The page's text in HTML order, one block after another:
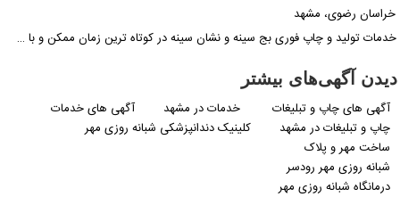
خراسان رضوی، مشهد
خدمات تولید و چاپ فوری بج سینه و نشان سینه در کوتاه ترین زمان ممکن و با …
دیدن آگهی‌های بیشتر
آگهی های چاپ و تبلیغات
خدمات در مشهد
آگهی های خدمات
چاپ و تبلیغات در مشهد
کلینیک دندانپزشکی شبانه روزی مهر
ساخت مهر و پلاک
شبانه روزی مهر رودسر
درمانگاه شبانه روزی مهر